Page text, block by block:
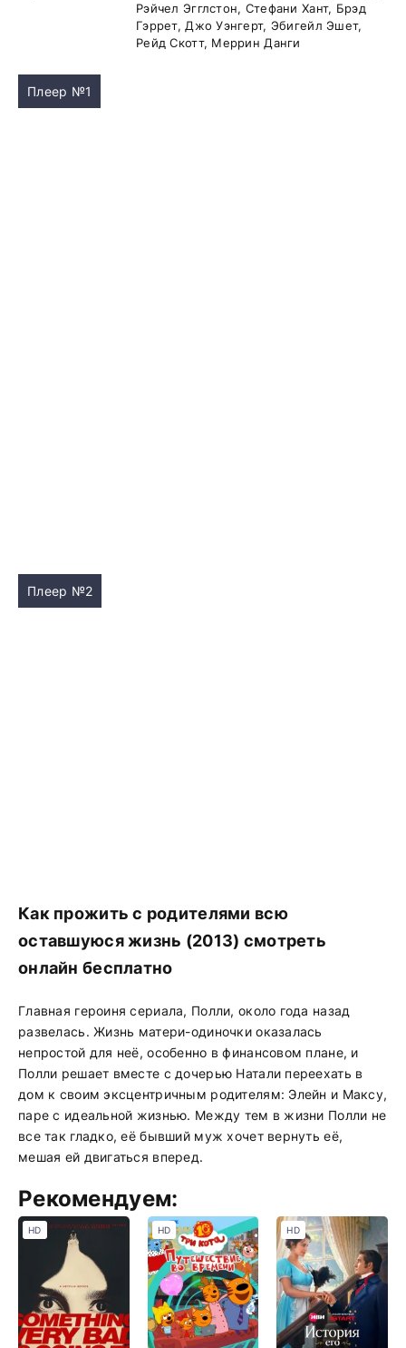
Рэйчел Эгглстон, Стефани Хант, Брэд
Гэррет, Джо Уэнгерт, Эбигейл Эшет,
Рейд Скотт, Меррин Данги
Плеер №1
Плеер №2
Как прожить с родителями всю
оставшуюся жизнь (2013) смотреть
онлайн бесплатно
Главная героиня сериала, Полли, около года назад
развелась. Жизнь матери-одиночки оказалась
непростой для неё, особенно в финансовом плане, и
Полли решает вместе с дочерью Натали переехать в
дом к своим эксцентричным родителям: Элейн и Максу,
паре с идеальной жизнью. Между тем в жизни Полли не
все так гладко, её бывший муж хочет вернуть её,
мешая ей двигаться вперед.
Рекомендуем:
HD HD HD